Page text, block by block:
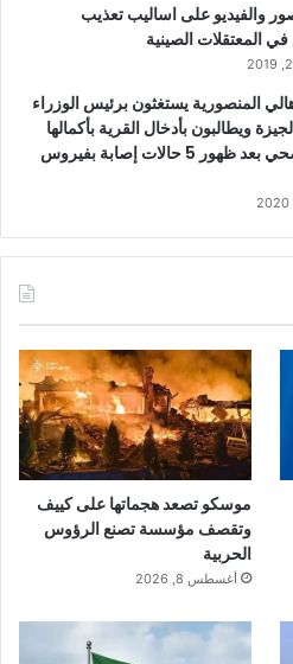
والفيديو على اساليب تعذيب
المعتقلات الصينية
المنصورية يستغثون برئيس الوزراء
ويطالبون بأدخال القرية بأكمالها
للحجر الصحي بعد ظهور 5 حالات إصابة بفيروس
موسكو تصعد هجماتها على كييف
وتقصف مؤسسة تصنع الرؤوس
الحربية
أغسطس 8, 2026